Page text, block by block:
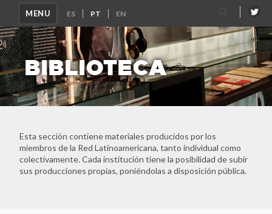
MENU
Pesquisar
por:
BIBLIOTECA
Esta sección contiene materiales producidos por los
miembros de la Red Latinoamericana, tanto individual como
colectivamente. Cada institución tiene la posibilidad de subir
sus producciones propias, poniéndolas a disposición pública.